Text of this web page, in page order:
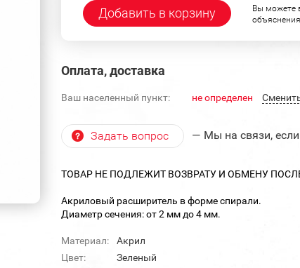
Добавить в корзину
Вы можете
Оплата, доставка
Ваш населенный пункт: не определен
Задать вопрос — Мы на связи,
ТОВАР НЕ ПОДЛЕЖИТ ВОЗВРАТУ И ОБМЕНУ
Акриловый расширитель в форме спирали.
Диаметр сечения: от 2 мм до 4 мм.
Материал:
Акрил
Цвет:
Зеленый